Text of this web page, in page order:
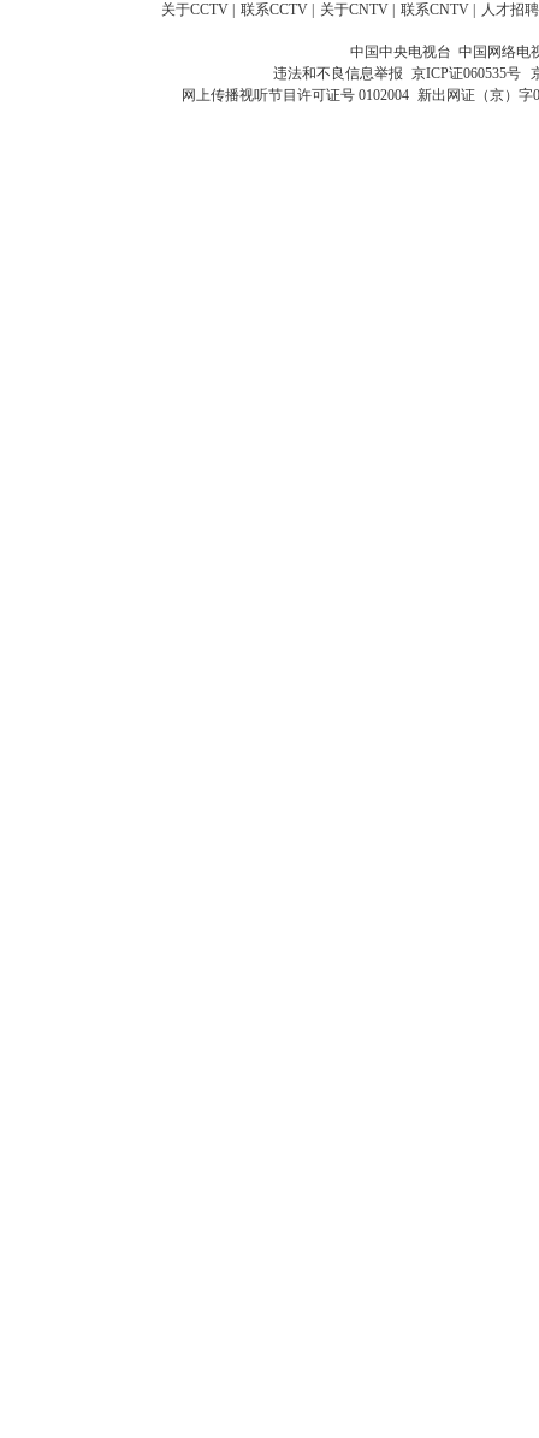
关于CCTV 联系CCTV 关于CNTV 联系CNTV 人才招聘
中国中央电视台 中国网络电
违法和不良信息举报 京ICP证060535号
网上传播视听节目许可证号 0102004 新出网证（京）